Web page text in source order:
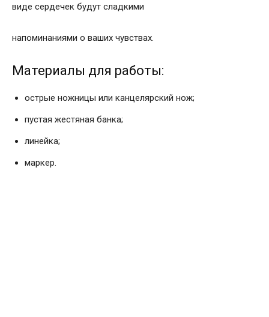
виде сердечек будут сладкими
напоминаниями о ваших чувствах.
Материалы для работы:
острые ножницы или канцелярский нож;
пустая жестяная банка;
линейка;
маркер.